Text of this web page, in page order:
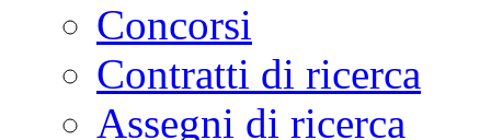
Concorsi
Contratti di ricerca
Assegni di ricerca